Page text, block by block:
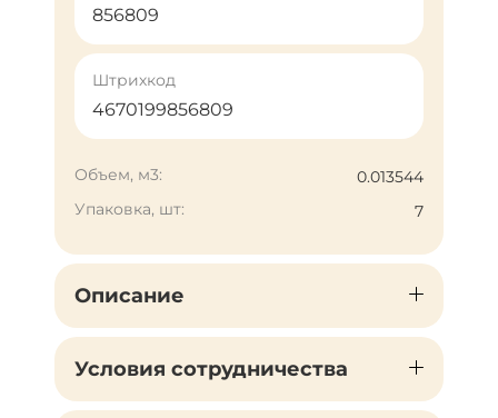
856809
Штрихкод
4670199856809
Объем, м3:
0.013544
Упаковка, шт:
7
Описание
Условия сотрудничества